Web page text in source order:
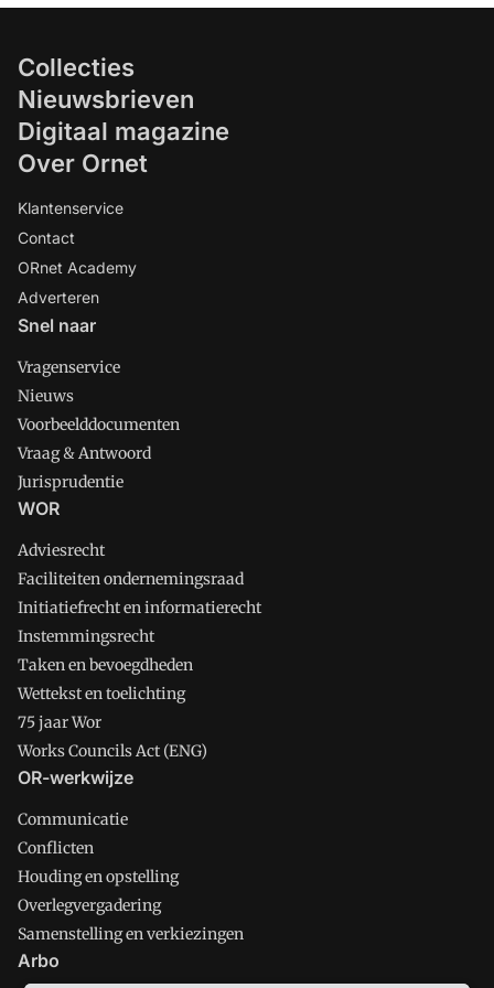
Collecties
Nieuwsbrieven
Digitaal magazine
Over Ornet
Klantenservice
Contact
ORnet Academy
Adverteren
Snel naar
Vragenservice
Nieuws
Voorbeelddocumenten
Vraag & Antwoord
Jurisprudentie
WOR
Adviesrecht
Faciliteiten ondernemingsraad
Initiatiefrecht en informatierecht
Instemmingsrecht
Taken en bevoegdheden
Wettekst en toelichting
75 jaar Wor
Works Councils Act (ENG)
OR-werkwijze
Communicatie
Conflicten
Houding en opstelling
Overlegvergadering
Samenstelling en verkiezingen
Arbo